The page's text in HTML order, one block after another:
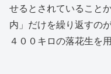
せるとされていること
内」だけを繰り返すの
４００キロの落花生を